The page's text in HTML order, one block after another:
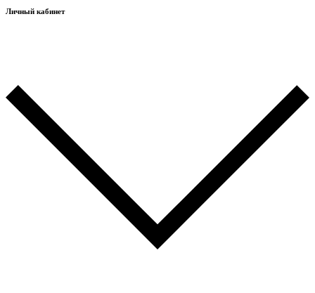
Личный кабинет